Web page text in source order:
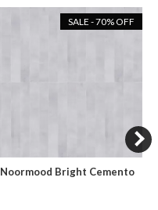
SALE - 70% OFF
Noormood Bright Cemento